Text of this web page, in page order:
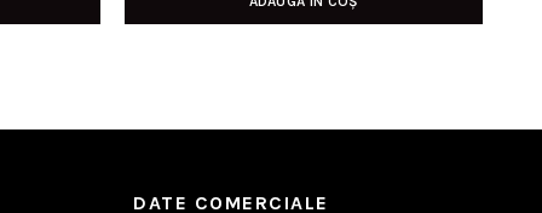
a
DATE COMERCIALE